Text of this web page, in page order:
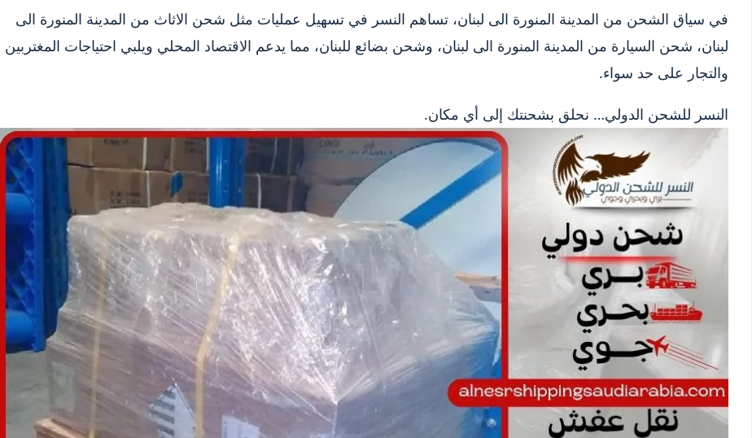
في سياق الشحن من المدينة المنورة الى لبنان، تساهم النسر في تسهيل عمليات مثل شحن الاثاث من المدينة المنورة الى
لبنان، شحن السيارة من المدينة المنورة الى لبنان، وشحن بضائع للبنان، مما يدعم الاقتصاد المحلي ويلبي احتياجات المغتربين
والتجار على حد سواء.
النسر للشحن الدولي… نحلق بشحنتك إلى أي مكان.